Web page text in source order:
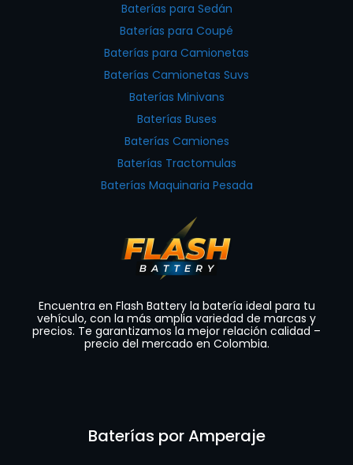
Baterías para Sedán
Baterías para Coupé
Baterías para Camionetas
Baterías Camionetas Suvs
Baterías Minivans
Baterías Buses
Baterías Camiones
Baterías Tractomulas
Baterías Maquinaria Pesada
Encuentra en Flash Battery la batería ideal para tu
vehículo, con la más amplia variedad de marcas y
precios. Te garantizamos la mejor relación calidad –
precio del mercado en Colombia.
Baterías por Amperaje